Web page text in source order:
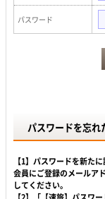
パスワード
パスワードを忘れ
【1】パスワードを新た
会員にご登録のメールア
してください。